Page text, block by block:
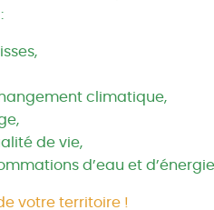
climatique,
de vie,
d’eau et
votre territoire !